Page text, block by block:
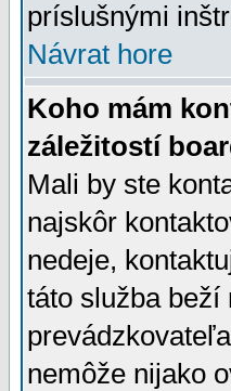
príslušnými
Návrat hore
Koho mám
záležitostí
Mali by ste
najskôr
nedeje,
táto služba beží
nemôže nijako